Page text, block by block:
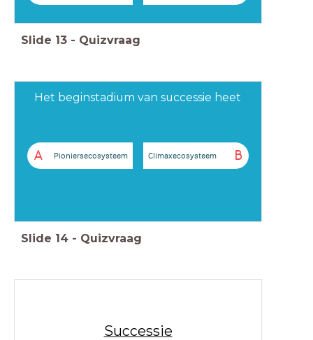
Slide 13 - Quizvraag
Het beginstadium van successie heet
A Pioniersecosysteem B
Climaxecosysteem
Slide 14 - Quizvraag
Successie